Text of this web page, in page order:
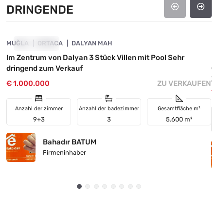
DRINGENDE
DRINGENDE
MUĞLA ORTACA DALYAN MAH
Im Zentrum von Dalyan 3 Stück Villen mit Pool Sehr
dringend zum Verkauf
€ 1.000.000
ZU VERKAUFEN
Anzahl der zimmer
9+3
Anzahl der badezimmer
3
Gesamtfläche m²
5.600 m²
Bahadır BATUM
Firmeninhaber
€